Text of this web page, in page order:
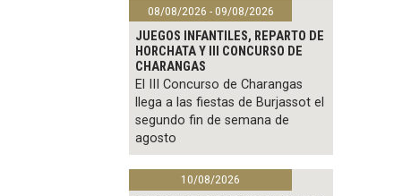
08/08/2026 - 09/08/2026
JUEGOS INFANTILES, REPARTO DE
HORCHATA Y III CONCURSO DE
CHARANGAS
El III Concurso de Charangas
llega a las fiestas de Burjassot el
segundo fin de semana de
agosto
10/08/2026